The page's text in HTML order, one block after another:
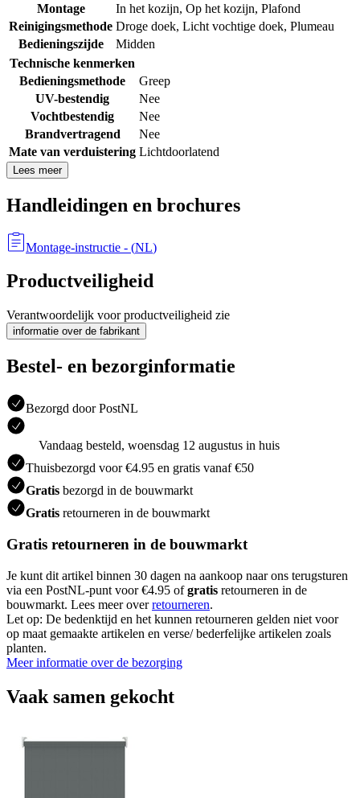
Montage
In het kozijn, Op het kozijn, Plafond
Reinigingsmethode Droge doek, Licht vochtige doek, Plumeau
Bedieningszijde
Midden
Technische kenmerken
Bedieningsmethode
Greep
UV-bestendig
Nee
Vochtbestendig
Nee
Brandvertragend
Nee
Mate van verduistering Lichtdoorlatend
Lees meer
Handleidingen en brochures
Montage-instructie - (NL)
Productveiligheid
Verantwoordelijk voor productveiligheid zie
informatie over de fabrikant
Bestel- en bezorginformatie
Bezorgd door PostNL
Vandaag besteld, woensdag 12 augustus in huis
Thuisbezorgd voor €4.95 en gratis vanaf €50
Gratis bezorgd in de bouwmarkt
Gratis retourneren in de bouwmarkt
Gratis retourneren in de bouwmarkt
Je kunt dit artikel binnen 30 dagen na aankoop naar ons terugsturen
via een PostNL-punt voor €4.95 ofgratis retourneren in de
bouwmarkt. Lees meer overretourneren.
Let op: De bedenktijd en het kunnen retourneren gelden niet voor
op maat gemaakte artikelen en verse/ bederfelijke artikelen zoals
planten.
Meer informatie over de bezorging
Vaak samen gekocht